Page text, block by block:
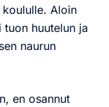
Aloin
huutelun ja
naurun
en osannut